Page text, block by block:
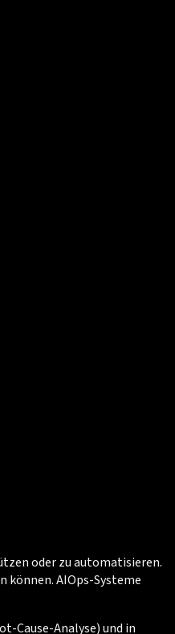
oder zu automatisieren.
können. AIOps-Systeme
Cause-Analyse) und in